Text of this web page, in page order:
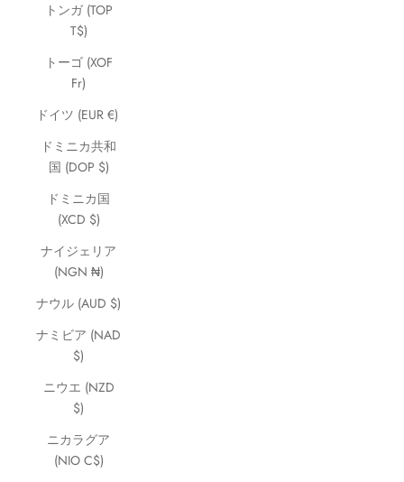
トンガ (TOP
T$)
トーゴ (XOF
Fr)
ドイツ (EUR €)
ドミニカ共和
国 (DOP $)
ドミニカ国
(XCD $)
ナイジェリア
(NGN ₦)
ナウル (AUD $)
ナミビア (NAD
$)
ニウエ (NZD
$)
ニカラグア
(NIO C$)